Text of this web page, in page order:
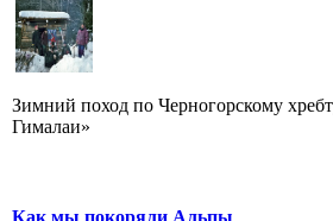
Зимний поход по Черногорскому
Гималаи»
Как мы покоряли Альпы